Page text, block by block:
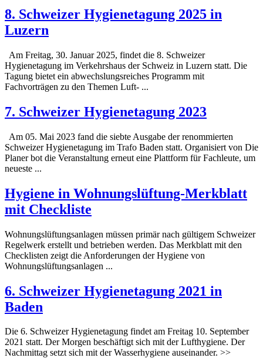
8. Schweizer Hygienetagung 2025 in
Luzern
Am Freitag, 30. Januar 2025, findet die 8. Schweizer
Hygienetagung im Verkehrshaus der Schweiz in Luzern statt. Die
Tagung bietet ein abwechslungsreiches Programm mit
Fachvorträgen zu den Themen Luft- ...
7. Schweizer Hygienetagung 2023
Am 05. Mai 2023 fand die siebte Ausgabe der renommierten
SchweizerHygienetagung im Trafo Baden statt. Organisiert von Die
Planer bot die Veranstaltung erneut eine Plattform für Fachleute, um
neueste ...
Hygiene in Wohnungslüftung-Merkblatt
mit Checkliste
Wohnungslüftungsanlagen müssen primär nach gültigem Schweizer
Regelwerk erstellt und betrieben werden. Das Merkblatt mit den
Checklisten zeigt die Anforderungen derHygiene von
Wohnungslüftungsanlagen ...
6. Schweizer Hygienetagung 2021 in
Baden
Die 6. SchweizerHygienetagung findet am Freitag 10. September
2021 statt. Der Morgen beschäftigt sich mit der Lufthygiene. Der
Nachmittag setzt sich mit der Wasserhygiene auseinander. >>